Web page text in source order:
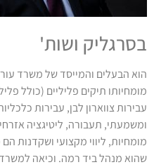
בסרגליק ושות'
הוא הבעלים והמייסד של משרד
מומחיותו תיקים פליליים (כולל
עבירות צווארון לבן, עבירות
ומשמעתי, תעבורה, ליטיגציה
מומחיות, ליווי מקצועי ושקדנות
שהוא מנהל ביד רמה. וכיאה